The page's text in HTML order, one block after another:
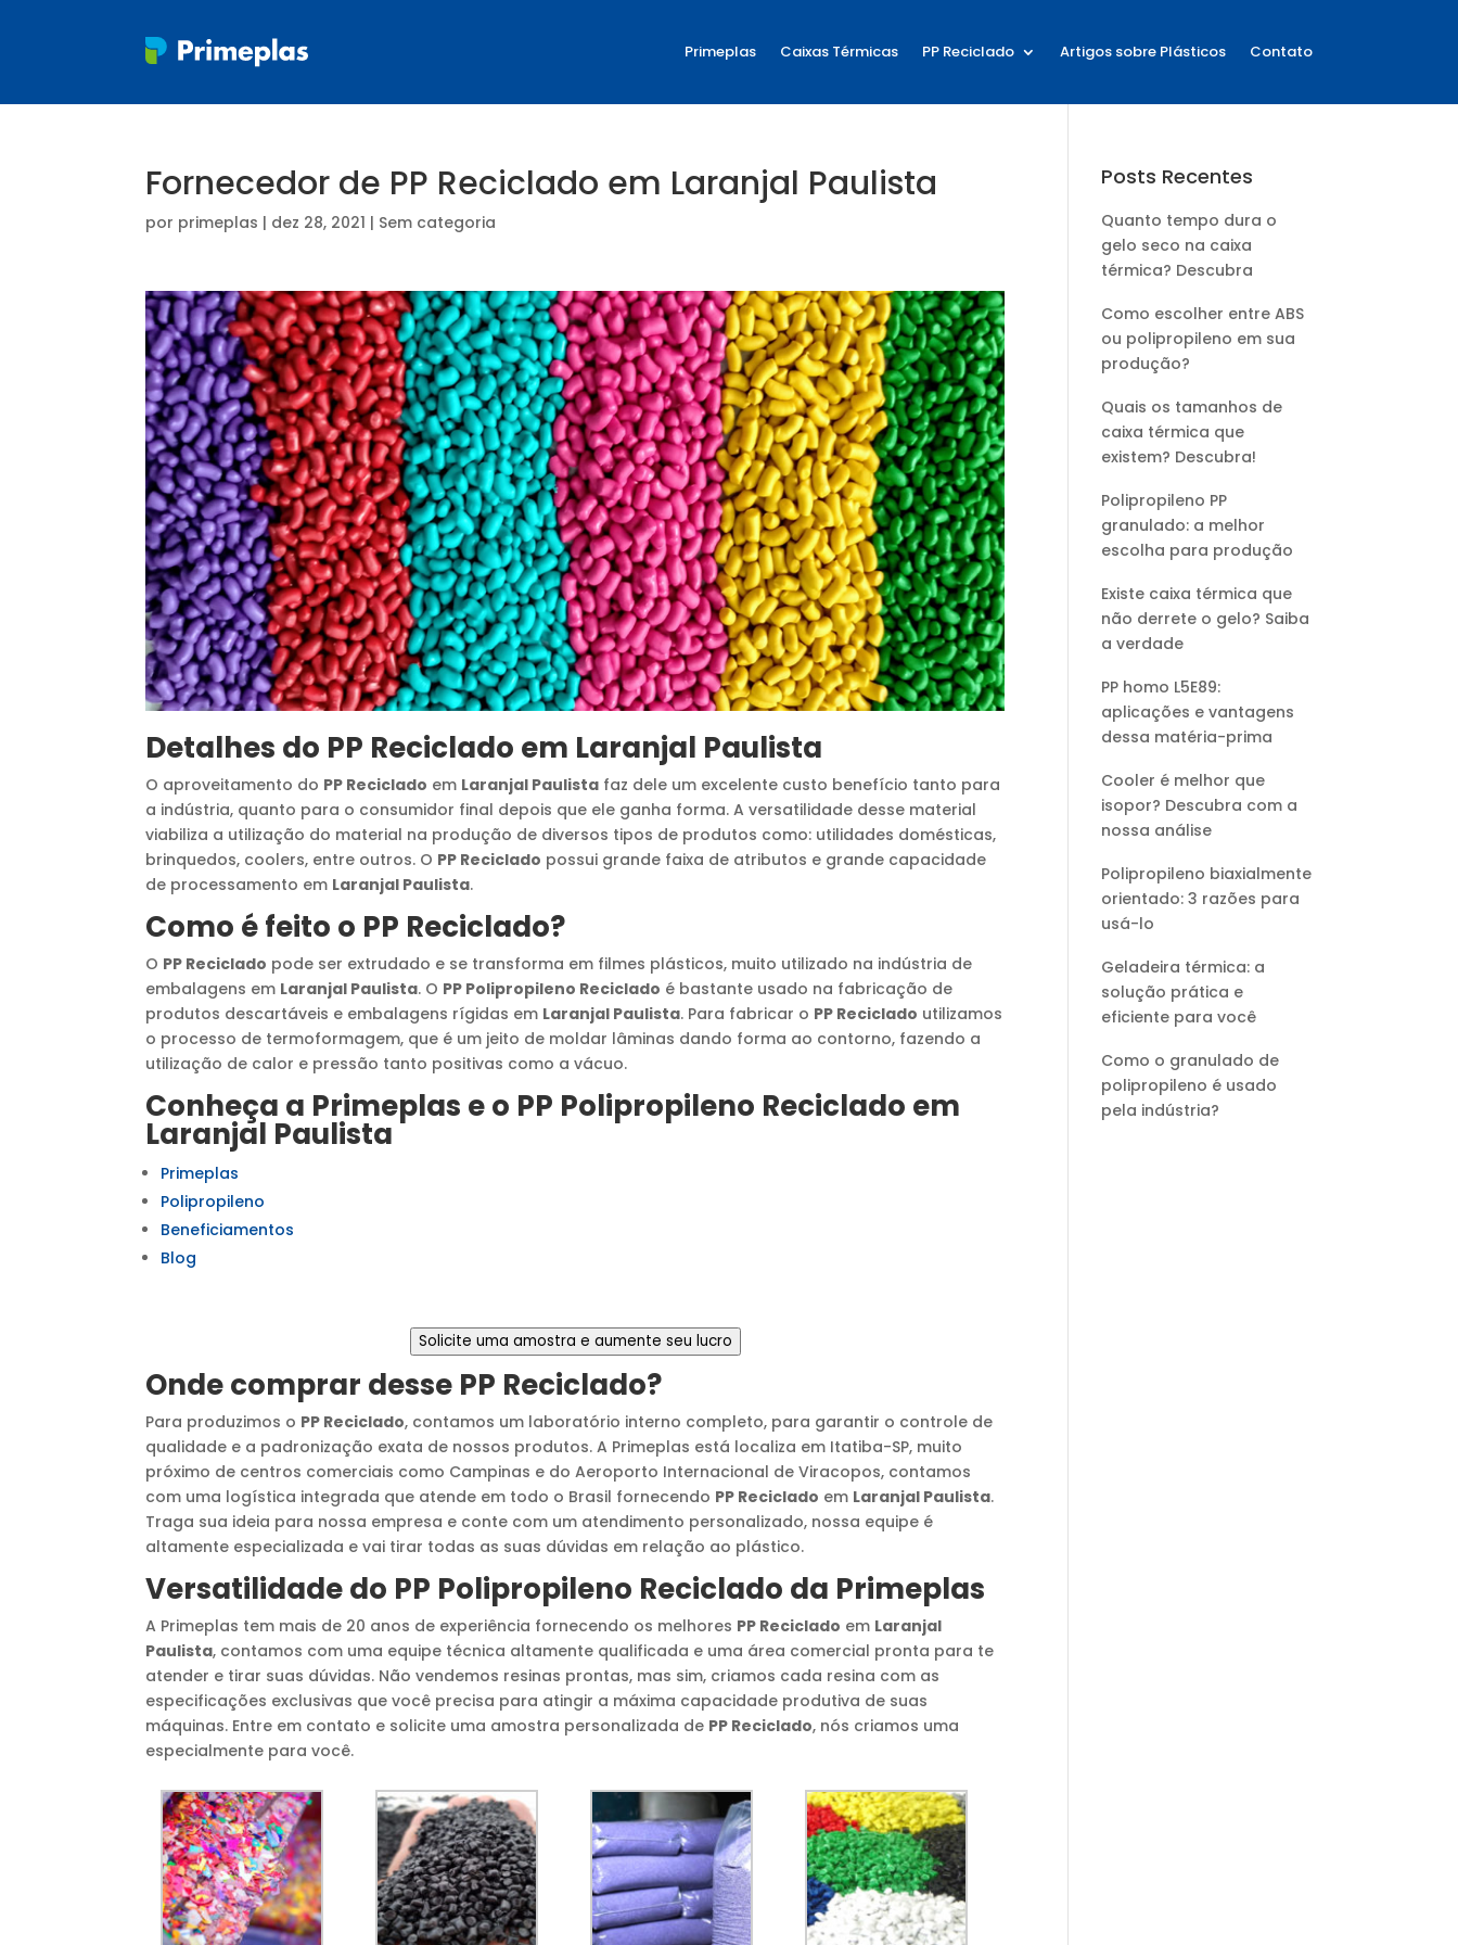
Primeplas Caixas Térmicas PP Reciclado Artigos sobre Plásticos Contato
Fornecedor de PP Reciclado em Laranjal Paulista
por primeplas | dez 28, 2021 | Sem categoria
Detalhes do PP Reciclado em Laranjal Paulista
O aproveitamento do PP Reciclado em Laranjal Paulista faz dele um excelente custo benefício tanto para
a indústria, quanto para o consumidor final depois que ele ganha forma. A versatilidade desse material
viabiliza a utilização do material na produção de diversos tipos de produtos como: utilidades domésticas,
brinquedos, coolers, entre outros. O PP Reciclado possui grande faixa de atributos e grande capacidade
de processamento em Laranjal Paulista.
Como é feito o PP Reciclado?
O PP Reciclado pode ser extrudado e se transforma em filmes plásticos, muito utilizado na indústria de
embalagens em Laranjal Paulista. O PP Polipropileno Reciclado é bastante usado na fabricação de
produtos descartáveis e embalagens rígidas em Laranjal Paulista. Para fabricar o PP Reciclado utilizamos
o processo de termoformagem, que é um jeito de moldar lâminas dando forma ao contorno, fazendo a
utilização de calor e pressão tanto positivas como a vácuo.
Conheça a Primeplas e o PP Polipropileno Reciclado em
Laranjal Paulista
Primeplas
Polipropileno
Beneficiamentos
Blog
Solicite uma amostra e aumente seu lucro
Onde comprar desse PP Reciclado?
Para produzimos o PP Reciclado, contamos um laboratório interno completo, para garantir o controle de
qualidade e a padronização exata de nossos produtos. A Primeplas está localiza em Itatiba-SP, muito
próximo de centros comerciais como Campinas e do Aeroporto Internacional de Viracopos, contamos
com uma logística integrada que atende em todo o Brasil fornecendo PP Reciclado em Laranjal Paulista.
Traga sua ideia para nossa empresa e conte com um atendimento personalizado, nossa equipe é
altamente especializada e vai tirar todas as suas dúvidas em relação ao plástico.
Versatilidade do PP Polipropileno Reciclado da Primeplas
A Primeplas tem mais de 20 anos de experiência fornecendo os melhores PP Reciclado em Laranjal
Paulista, contamos com uma equipe técnica altamente qualificada e uma área comercial pronta para te
atender e tirar suas dúvidas. Não vendemos resinas prontas, mas sim, criamos cada resina com as
especificações exclusivas que você precisa para atingir a máxima capacidade produtiva de suas
máquinas. Entre em contato e solicite uma amostra personalizada de PP Reciclado, nós criamos uma
especialmente para você.
Posts Recentes
Quanto tempo dura o
gelo seco na caixa
térmica? Descubra
Como escolher entre ABS
ou polipropileno em sua
produção?
Quais os tamanhos de
caixa térmica que
existem? Descubra!
Polipropileno PP
granulado: a melhor
escolha para produção
Existe caixa térmica que
não derrete o gelo? Saiba
a verdade
PP homo L5E89:
aplicações e vantagens
dessa matéria-prima
Cooler é melhor que
isopor? Descubra com a
nossa análise
Polipropileno biaxialmente
orientado: 3 razões para
usá-lo
Geladeira térmica: a
solução prática e
eficiente para você
Como o granulado de
polipropileno é usado
pela indústria?